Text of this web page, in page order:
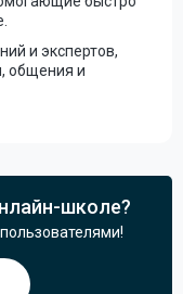
и экспертов,
общения и
школе?